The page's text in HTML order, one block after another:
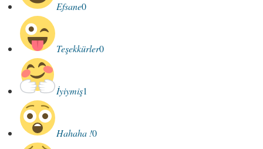
Efsane0
Teşekkürler0
İyiymiş1
Hahaha !0